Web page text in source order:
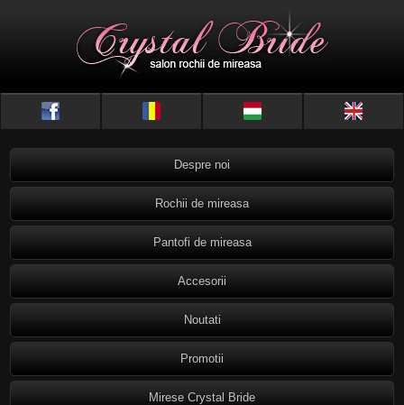
Despre noi
Rochii de mireasa
Pantofi de mireasa
Accesorii
Noutati
Promotii
Mirese Crystal Bride